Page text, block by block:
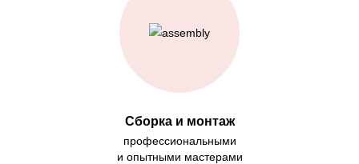
Сборка и монтаж
профессиональными
и опытными мастерами